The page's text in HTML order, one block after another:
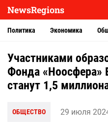
NewsRegions
Политика Экономика
Участниками
Фонда «Ноосфера»
станут 1,5
ОБЩЕСТВО 29 июля